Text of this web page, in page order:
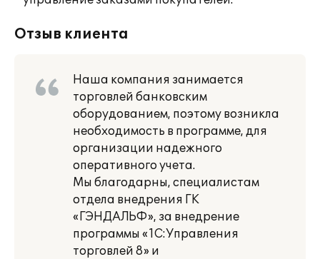
Отзыв клиента
Наша компания занимается
торговлей банковским
оборудованием, поэтому возникла
необходимость в программе, для
организации надежного
оперативного учета.
Мы благодарны, специалистам
отдела внедрения ГК
«ГЭНДАЛЬФ», за внедрение
программы «1С:Управления
торговлей 8» и